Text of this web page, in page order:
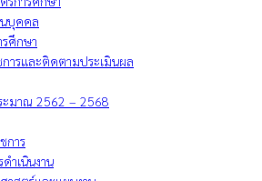
นบุคคล
ศึกษา
ารและติดตามประเมินผล
ะมาณ 2562 – 2568
การ
ำเนินงาน